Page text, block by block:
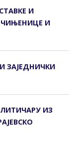
И
И
ЗАЈЕДНИЧКИ
ИЗ